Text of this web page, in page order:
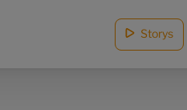
Storys